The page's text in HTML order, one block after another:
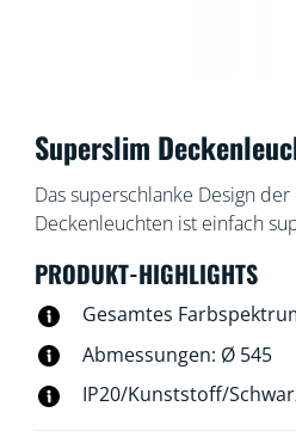
Superslim
Das superschlanke Design
Deckenleuchten ist einfach
oder um eine Auszeit mit den
Auch der perfekte
gemütliches Kerzenlicht zum
irgendetwas dazwischen. Das
PRODUKT-HIGHLIGHTS
Gesamtes
Abmessungen: Ø 545
IP20/Kunststoff/